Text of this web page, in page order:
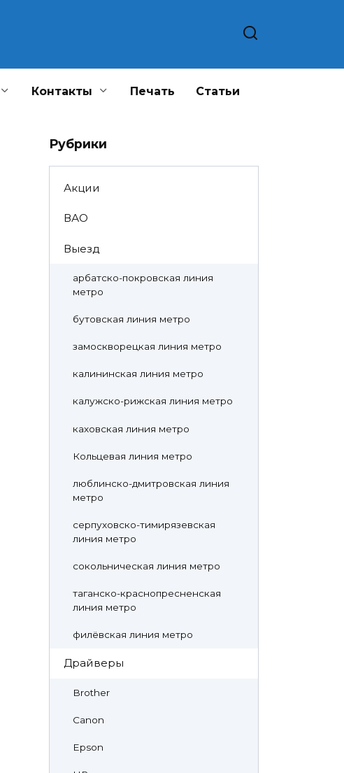
Контакты Печать Статьи
Рубрики
Акции
ВАО
Выезд
арбатско-покровская линия
метро
бутовская линия метро
замоскворецкая линия метро
калининская линия метро
калужско-рижская линия метро
каховская линия метро
Кольцевая линия метро
люблинско-дмитровская линия
метро
серпуховско-тимирязевская
линия метро
сокольническая линия метро
таганско-краснопресненская
линия метро
филёвская линия метро
Драйверы
Brother
Canon
Epson